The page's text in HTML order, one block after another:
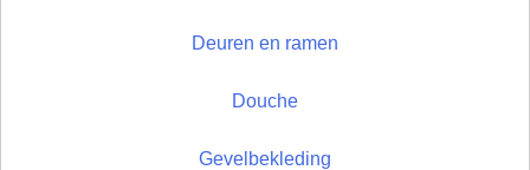
Deuren en ramen
Douche
Gevelbekleding